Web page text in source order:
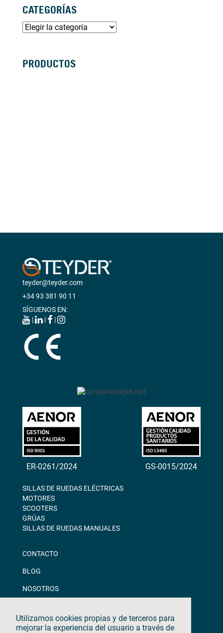
Utilizamos cookies propias y de terceros para
mejorar la experiencia del usuario a través de
CATEGORÍAS
PRODUCTOS
teyder@teyder.com
+34 93 381 90 11
SÍGUENOS EN:
|
| |
ER-0261/2024 GS-0015/2024
SILLAS DE RUEDAS ELÉCTRICAS
MOTORES
SCOOTERS
GRÚAS
SILLAS DE RUEDAS MANUALES
CONTACTO
BLOG
NOSOTROS
CANAL ÉTICO